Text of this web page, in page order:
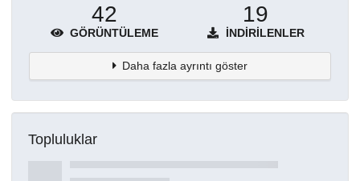
42
GÖRÜNTÜLEME
19
İNDIRILENLER
Daha fazla ayrıntı göster
Topluluklar